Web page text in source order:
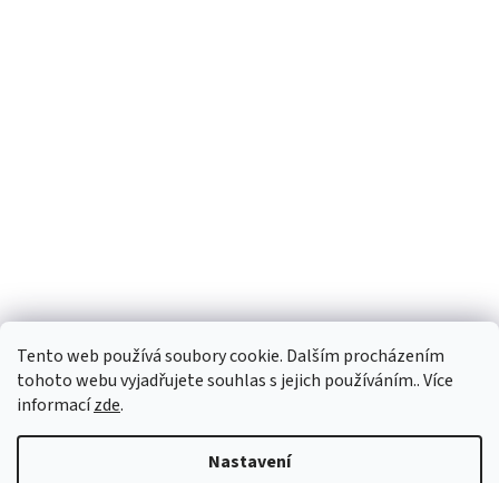
Tento web používá soubory cookie. Dalším procházením
tohoto webu vyjadřujete souhlas s jejich používáním.. Více
informacízde.
Nastavení